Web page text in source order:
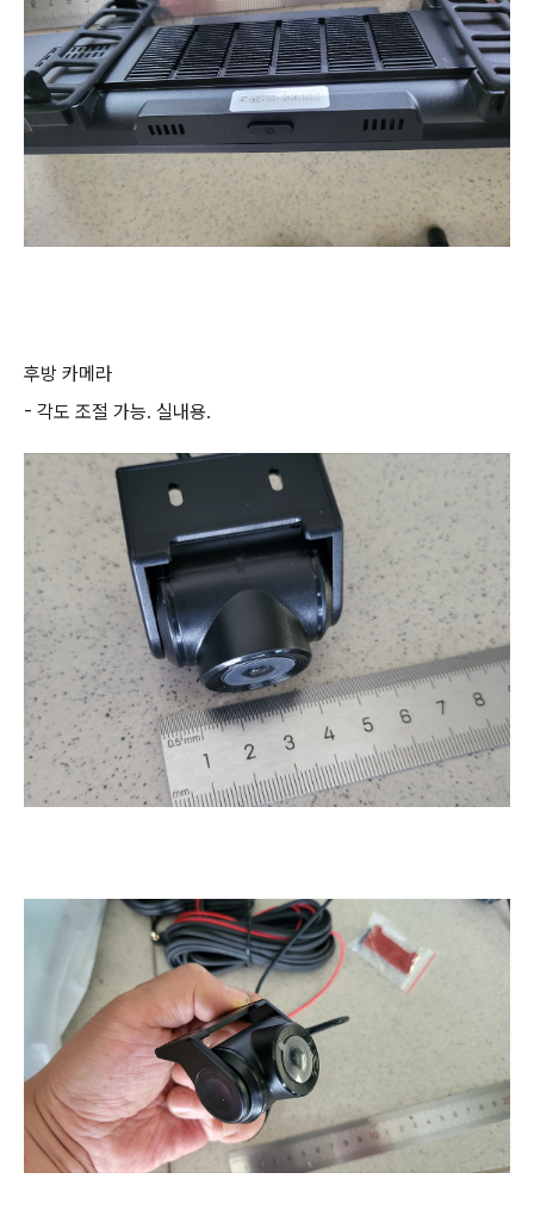
후방 카메라
- 각도 조절 가능. 실내용.